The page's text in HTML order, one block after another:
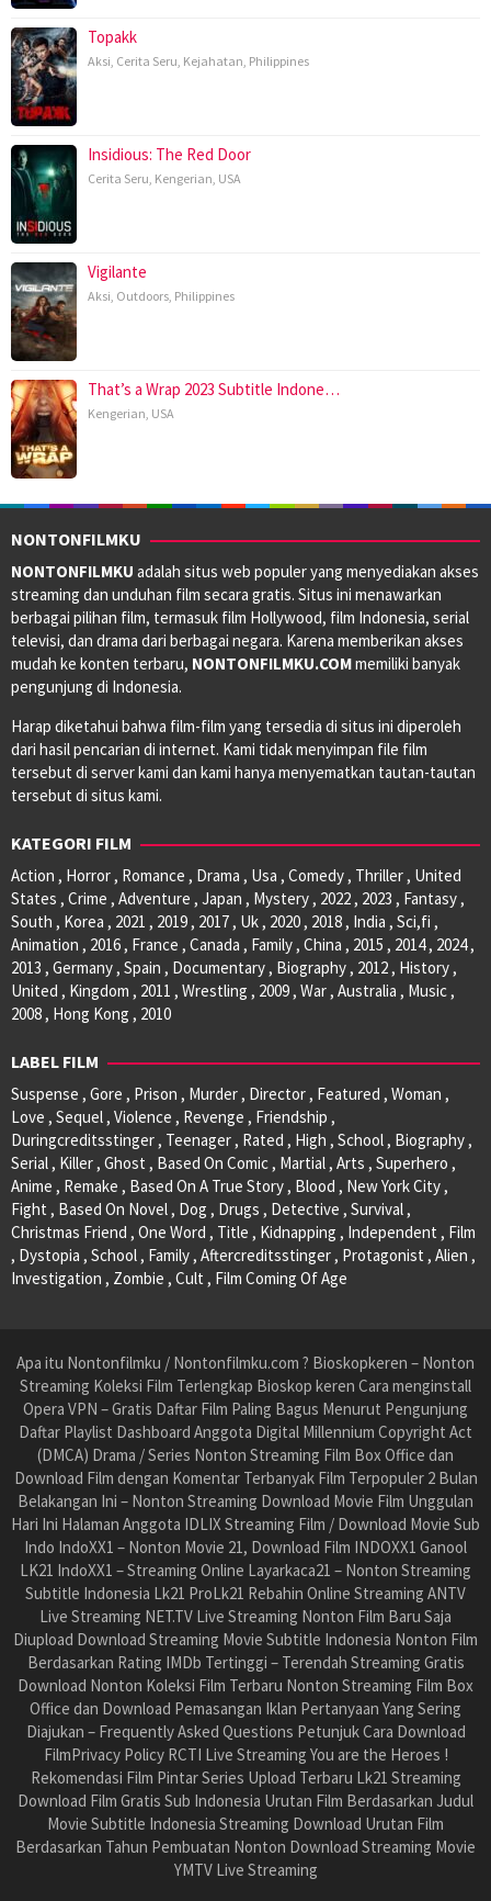
Topakk
Aksi, Cerita Seru, Kejahatan, Philippines
Insidious: The Red Door
Cerita Seru, Kengerian, USA
Vigilante
Aksi, Outdoors, Philippines
That’s a Wrap 2023 Subtitle Indone…
Kengerian, USA
NONTONFILMKU
NONTONFILMKU adalah situs web populer yang menyediakan akses
streaming dan unduhan film secara gratis. Situs ini menawarkan
berbagai pilihan film, termasuk film Hollywood, film Indonesia, serial
televisi, dan drama dari berbagai negara. Karena memberikan akses
mudah ke konten terbaru, NONTONFILMKU.COMmemiliki banyak
pengunjung di Indonesia.
Harap diketahui bahwa film-film yang tersedia di situs ini diperoleh
dari hasil pencarian di internet. Kami tidak menyimpan file film
tersebut di server kami dan kami hanya menyematkan tautan-tautan
tersebut di situs kami.
KATEGORI FILM
Action , Horror , Romance , Drama , Usa , Comedy , Thriller , United
States , Crime , Adventure , Japan , Mystery , 2022 , 2023 , Fantasy ,
South , Korea , 2021 , 2019 , 2017 , Uk , 2020 , 2018 , India , Sci,fi ,
Animation , 2016 , France , Canada , Family , China , 2015 , 2014 , 2024 ,
2013 , Germany , Spain , Documentary , Biography , 2012 , History ,
United , Kingdom , 2011 , Wrestling , 2009 , War , Australia , Music ,
2008 , Hong Kong , 2010
LABEL FILM
Suspense , Gore , Prison , Murder , Director , Featured , Woman ,
Love , Sequel , Violence , Revenge , Friendship ,
Duringcreditsstinger , Teenager , Rated , High , School , Biography ,
Serial , Killer , Ghost , Based On Comic , Martial , Arts , Superhero ,
Anime , Remake , Based On A True Story , Blood , New York City ,
Fight , Based On Novel , Dog , Drugs , Detective , Survival ,
Christmas Friend , One Word , Title , Kidnapping , Independent , Film
, Dystopia , School , Family , Aftercreditsstinger , Protagonist , Alien ,
Investigation , Zombie , Cult , Film Coming Of Age
Apa itu Nontonfilmku / Nontonfilmku.com ? Bioskopkeren – Nonton
Streaming Koleksi Film Terlengkap Bioskop keren Cara menginstall
Opera VPN – Gratis Daftar Film Paling Bagus Menurut Pengunjung
Daftar Playlist Dashboard Anggota Digital Millennium Copyright Act
(DMCA) Drama / Series Nonton Streaming Film Box Office dan
Download Film dengan Komentar Terbanyak Film Terpopuler 2 Bulan
Belakangan Ini – Nonton Streaming Download Movie Film Unggulan
Hari Ini Halaman Anggota IDLIX Streaming Film / Download Movie Sub
Indo IndoXX1 – Nonton Movie 21, Download Film INDOXX1 Ganool
LK21 IndoXX1 – Streaming Online Layarkaca21 – Nonton Streaming
Subtitle Indonesia Lk21 ProLk21 Rebahin Online Streaming ANTV
Live Streaming NET.TV Live Streaming Nonton Film Baru Saja
Diupload Download Streaming Movie Subtitle Indonesia Nonton Film
Berdasarkan Rating IMDb Tertinggi – Terendah Streaming Gratis
Download Nonton Koleksi Film Terbaru Nonton Streaming Film Box
Office dan Download Pemasangan Iklan Pertanyaan Yang Sering
Diajukan – Frequently Asked Questions Petunjuk Cara Download
FilmPrivacy Policy RCTI Live Streaming You are the Heroes !
Rekomendasi Film Pintar Series Upload Terbaru Lk21 Streaming
Download Film Gratis Sub Indonesia Urutan Film Berdasarkan Judul
Movie Subtitle Indonesia Streaming Download Urutan Film
Berdasarkan Tahun Pembuatan Nonton Download Streaming Movie
YMTV Live Streaming